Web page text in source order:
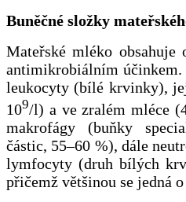
Buněčné složky
Mateřské mléko
antimikrobiálním účinkem.
leukocyty (bílé krvinky),
109/l) a ve zralém mléce
makrofágy (buňky
částic, 55–60 %), dále
lymfocyty (druh bílých
přičemž většinou se jedná